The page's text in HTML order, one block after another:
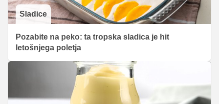
Sladice
Pozabite na peko: ta tropska sladica je hit
letošnjega poletja